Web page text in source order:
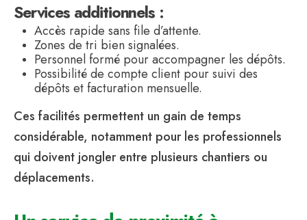
Services additionnels :
Accès rapide sans file d’attente.
Zones de tri bien signalées.
Personnel formé pour accompagner les dépôts.
Possibilité de compte client pour suivi des
dépôts et facturation mensuelle.
Ces facilités permettent un gain de temps
considérable, notamment pour les professionnels
qui doivent jongler entre plusieurs chantiers ou
déplacements.